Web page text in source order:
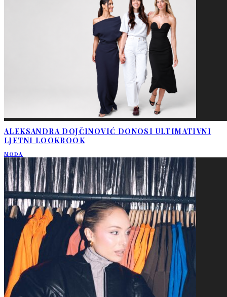
ALEKSANDRA DOJČINOVIĆ DONOSI ULTIMATIVNI
LJETNI LOOKBOOK
MODA